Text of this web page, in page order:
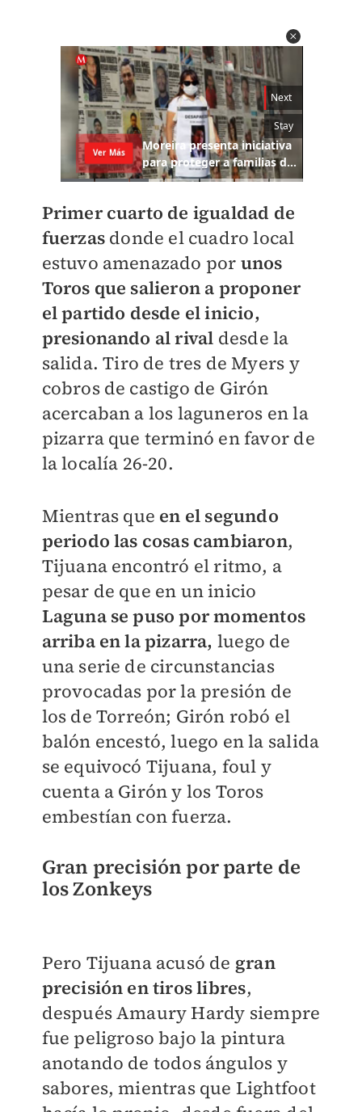
Primer cuarto de igualdad de
fuerzasdonde el cuadro local
estuvo amenazado por unos
Toros que salieron a proponer
el partido desde el inicio,
presionando al rival desde la
salida. Tiro de tres de Myers y
cobros de castigo de Girón
acercaban a los laguneros en la
pizarra que terminó en favor de
la localía 26-20.
Mientras que en el segundo
periodo las cosas cambiaron,
Tijuana encontró el ritmo, a
pesar de que en un inicio
Laguna se puso por momentos
arriba en la pizarra, luego de
una serie de circunstancias
provocadas por la presión de
los de Torreón; Girón robó el
balón encestó, luego en la salida
se equivocó Tijuana, foul y
cuenta a Girón y los Toros
embestían con fuerza.
Gran precisión por parte de
los Zonkeys
Pero Tijuana acusó de gran
precisión en tiros libres,
después Amaury Hardy siempre
fue peligroso bajo la pintura
anotando de todos ángulos y
sabores, mientras que Lightfoot